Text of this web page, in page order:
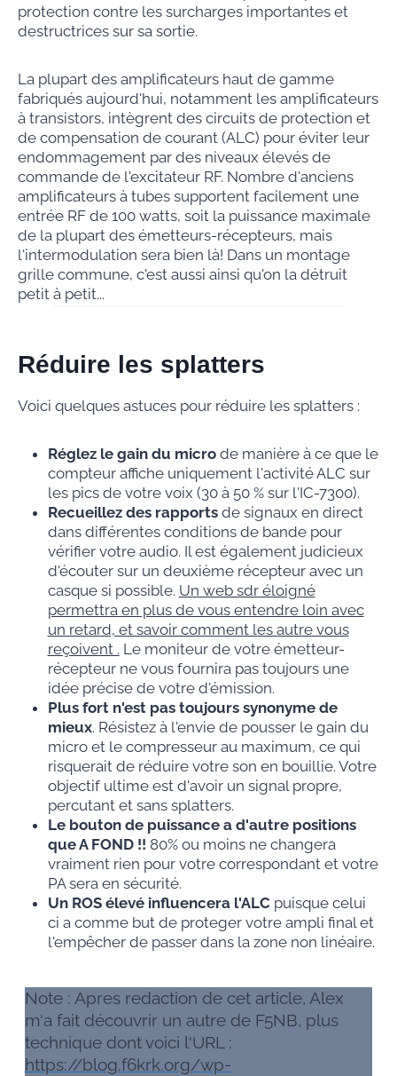
protection contre les surcharges importantes et
destructrices sur sa sortie.
La plupart des amplificateurs haut de gamme
fabriqués aujourd'hui, notamment les amplificateurs
à transistors, intègrent des circuits de protection et
de compensation de courant (ALC) pour éviter leur
endommagement par des niveaux élevés de
commande de l'excitateur RF. Nombre d'anciens
amplificateurs à tubes supportent facilement une
entrée RF de 100 watts, soit la puissance maximale
de la plupart des émetteurs-récepteurs, mais
l'intermodulation sera bien là! Dans un montage
grille commune, c'est aussi ainsi qu'on la détruit
petit à petit...
Réduire les splatters
Voici quelques astuces pour réduire les splatters :
Réglez le gain du microde manière à ce que le
compteur affiche uniquement l'activité ALC sur
les pics de votre voix (30 à 50 % sur l'IC-7300).
Recueillez des rapportsde signaux en direct
dans différentes conditions de bande pour
vérifier votre audio. Il est également judicieux
d'écouter sur un deuxième récepteur avec un
casque si possible. Un web sdr éloigné
permettra en plus de vous entendre loin avec
un retard, et savoir comment les autre vous
reçoivent . Le moniteur de votre émetteur-
récepteur ne vous fournira pas toujours une
idée précise de votre d'émission.
Plus fort n'est pas toujours synonyme de
mieux. Résistez à l'envie de pousser le gain du
micro et le compresseur au maximum, ce qui
risquerait de réduire votre son en bouillie. Votre
objectif ultime est d'avoir un signal propre,
percutant et sans splatters.
Le bouton de puissance a d'autre positions
que A FOND !! 80% ou moins ne changera
vraiment rien pour votre correspondant et votre
PA sera en sécurité.
Un ROS élevé influencera l'ALCpuisque celui
ci a comme but de proteger votre ampli final et
l'empêcher de passer dans la zone non linéaire.
Note : Apres redaction de cet article, Alex
m'a fait découvrir un autre de F5NB, plus
technique dont voici l'URL :
https://blog.f6krk.org/wp-